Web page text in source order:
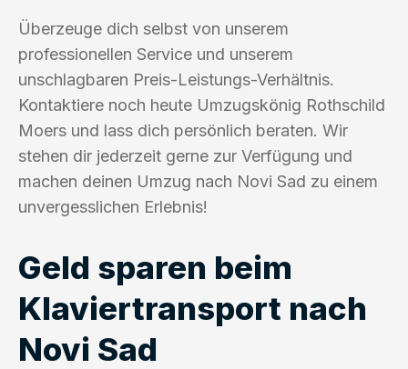
Überzeuge dich selbst von unserem
professionellen Service und unserem
unschlagbaren Preis-Leistungs-Verhältnis.
Kontaktiere noch heute Umzugskönig Rothschild
Moers und lass dich persönlich beraten. Wir
stehen dir jederzeit gerne zur Verfügung und
machen deinen Umzug nach Novi Sad zu einem
unvergesslichen Erlebnis!
Geld sparen beim
Klaviertransport nach
Novi Sad